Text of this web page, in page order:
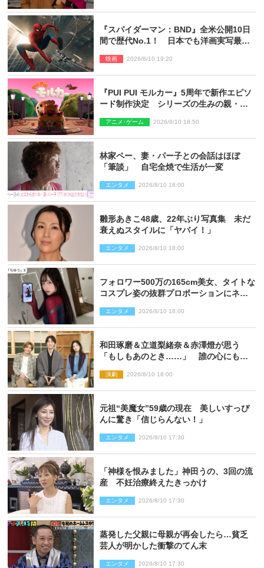
『スパイダーマン：BND』全米公開10日
間で歴代No.1！ 日本でも洋画実写最速
映画 2026/8/10 19:20
『PUI PUI モルカー』5周年で新作エピソ
ード制作決定 シリーズの生みの親・見
アニメ･ゲーム 2026/8/10 18:50
林家ペー、妻・パー子との会話はほぼ
「筆談」 自宅全焼で生活が一変
エンタメ 2026/8/10 18:00
雛形あきこ48歳、22年ぶり写真集 未だ
衰えぬスタイルに「ヤバイ！」
エンタメ 2026/8/10 18:00
フォロワー500万の165cm美女、タイトな
コスプレ姿の抜群プロポーションにネッ
エンタメ 2026/8/10 18:00
和田琢磨＆立道梨緒奈＆赤澤燈が思う
「もしもあのとき……」 誰の心にもあ
思い
演劇 2026/8/10 18:00
元祖“美魔女”59歳の現在 美しいすっぴ
んに驚き「信じらんない！」
エンタメ 2026/8/10 17:30
「神様を恨みました」神田うの、3回の流
産 不妊治療終えたきっかけ
エンタメ 2026/8/10 17:30
蒸発した父親に母親が再会したら…貧乏
芸人が明かした衝撃のてん末
エンタメ 2026/8/10 17:30